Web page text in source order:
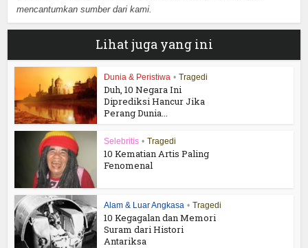
mencantumkan sumber dari kami.
Lihat juga yang ini
Dunia & Peristiwa • Tragedi
Duh, 10 Negara Ini
Diprediksi Hancur Jika
Perang Dunia...
Selebritis • Tragedi
10 Kematian Artis Paling
Fenomenal
Alam & Luar Angkasa • Tragedi
10 Kegagalan dan Memori
Suram dari Histori
Antariksa